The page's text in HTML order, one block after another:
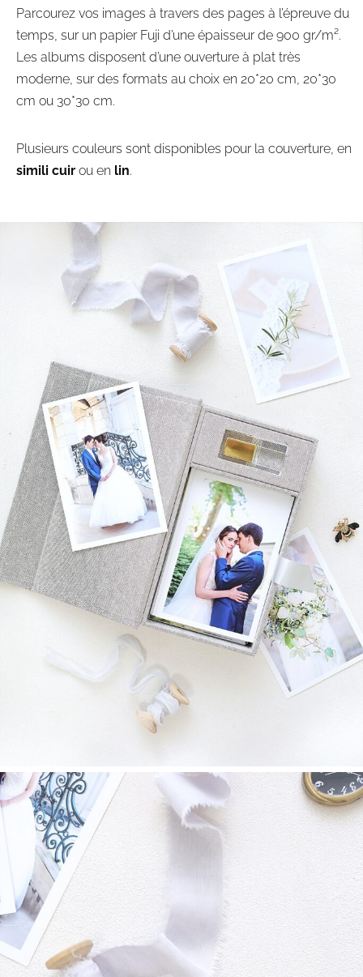
Parcourez vos images à travers des pages à l’épreuve du
temps, sur un papier Fuji d’une épaisseur de 900 gr/m².
Les albums disposent d’une ouverture à plat très
moderne, sur des formats au choix en 20*20 cm, 20*30
cm ou 30*30 cm.
Plusieurs couleurs sont disponibles pour la couverture, en
simili cuir ou en lin.